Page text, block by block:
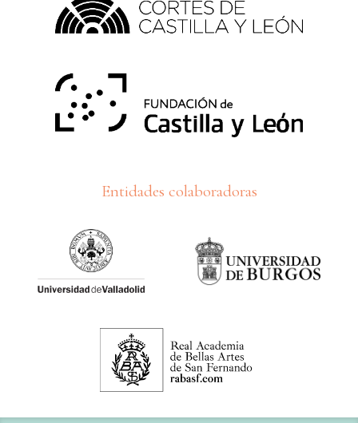
Entidades colaboradoras